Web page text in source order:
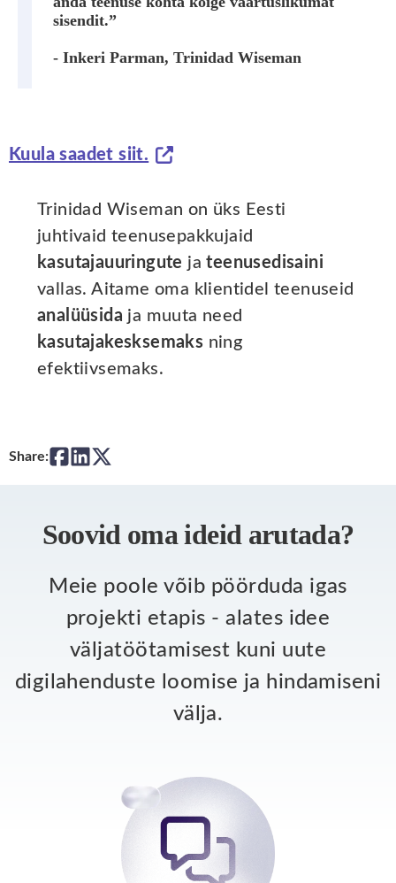
sisendit.”
- Inkeri Parman, Trinidad Wiseman
Kuula saadet siit.
Trinidad Wiseman on üks Eesti
juhtivaid teenusepakkujaid
kasutajauuringute jateenusedisaini
vallas. Aitame oma klientidel teenuseid
analüüsida ja muuta need
kasutajakesksemaks ning
efektiivsemaks.
Share:
Soovid oma ideid arutada?
Meie poole võib pöörduda igas
projekti etapis - alates idee
väljatöötamisest kuni uute
digilahenduste loomise ja hindamiseni
välja.